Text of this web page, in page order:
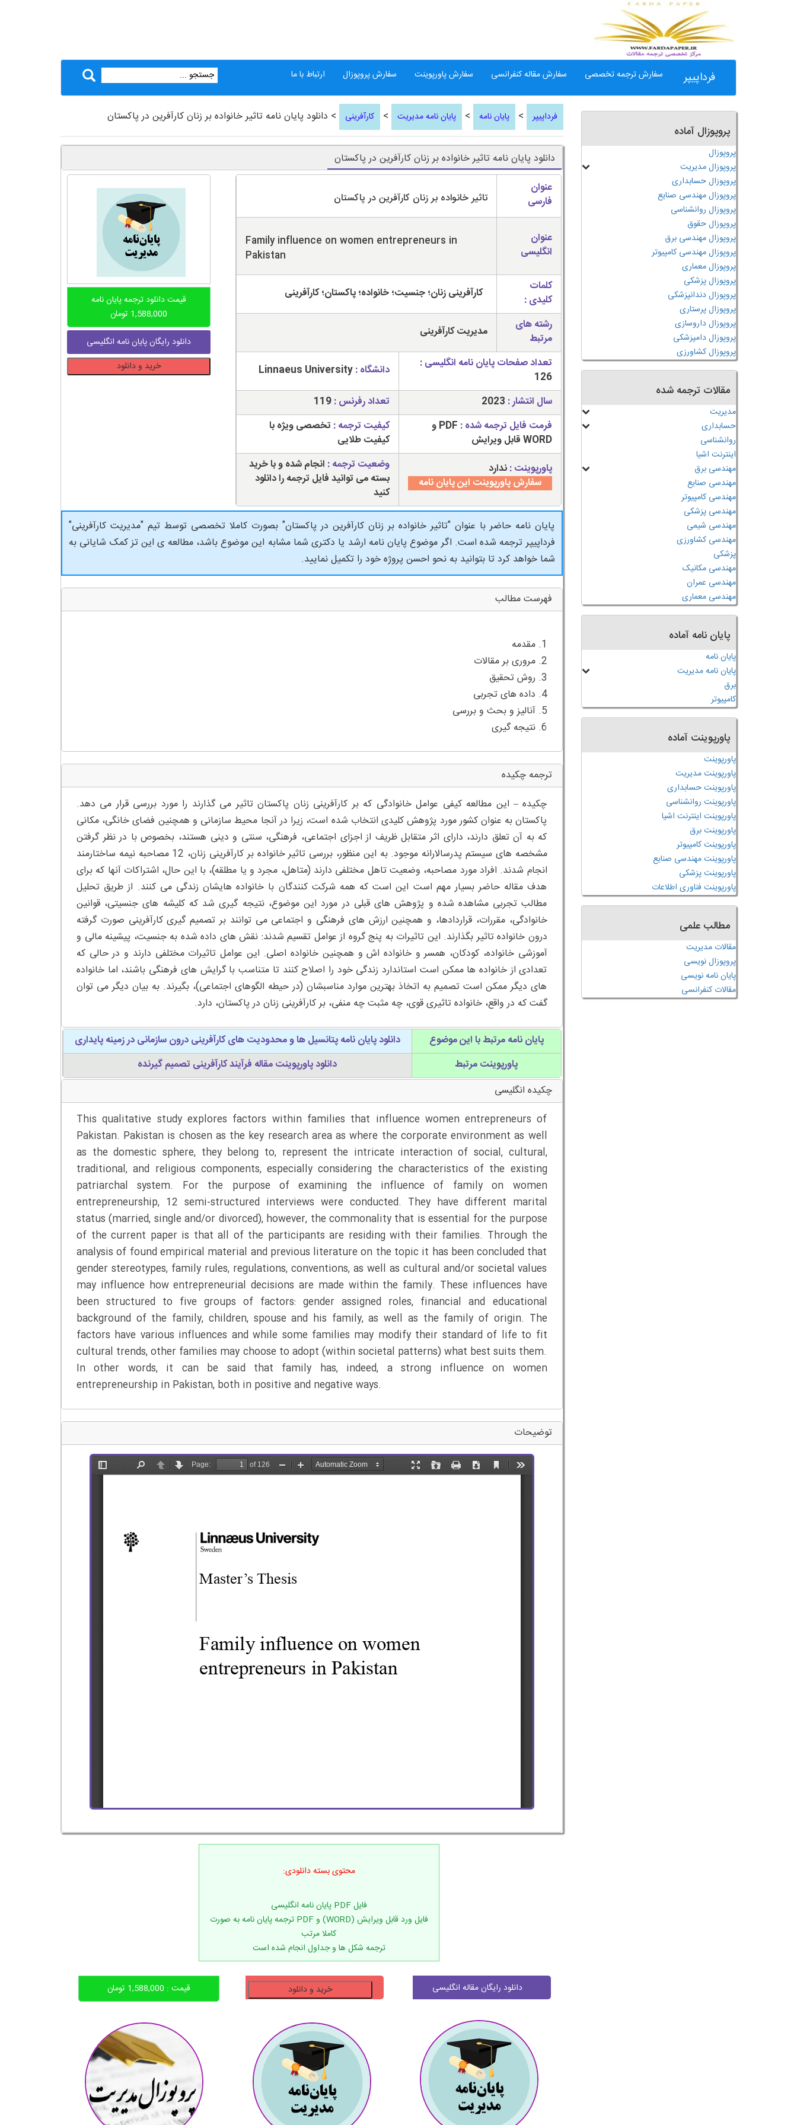
فرداپیپر سفارش ترجمه تخصصی سفارش مقاله کنفرانسی سفارش پاورپوینت سفارش پروپوزال ارتباط با ما
فرداپیپر > پایان نامه > پایان نامه مدیریت > کارآفرینی > دانلود پایان نامه تاثیر خانواده بر زنان کارآفرین در پاکستان
دانلود پایان نامه تاثیر خانواده بر زنان کارآفرین در پاکستان
عنوان
فارسی
تاثیر خانواده بر زنان کارآفرین در پاکستان
عنوان
انگلیسی
Family influence on women entrepreneurs in
Pakistan
کلمات
کلیدی :
کارآفرینی زنان؛ جنسیت؛ خانواده؛ پاکستان؛ کارآفرینی
رشته های
مرتبط
مدیریت کارآفرینی
تعداد صفحات پایان نامه انگلیسی :
126
دانشگاه :Linnaeus University
سال انتشار : 2023 تعداد رفرنس :119
فرمت فایل ترجمه شده :
PDF و
WORD قابل ویرایش
کیفیت ترجمه : تخصصی ویژه با
کیفیت طلایی
پاورپوینت :ندارد
سفارش پاورپوینت این پایان نامه
وضعیت ترجمه : انجام شده و با خرید
بسته می توانید فایل ترجمه را دانلود
کنید
قیمت دانلود ترجمه پایان نامه
1,588,000 تومان
دانلود رایگان پایان نامه انگلیسی
پایان
خرید و دانلود
پایان نامه حاضر با عنوان "تاثیر خانواده بر زنان کارآفرین در پاکستان" بصورت کاملا تخصصی توسط تیم "مدیریت کارآفرینی"
فرداپیپر ترجمه شده است. اگر موضوع پایان نامه ارشد یا دکتری شما مشابه این موضوع باشد، مطالعه ی این تز کمک شایانی به
شما خواهد کرد تا بتوانید به نحو احسن پروژه خود را تکمیل نمایید.
فهرست مطالب
6. نتیجه گیری
ترجمه چکیده
چکیده – این مطالعه کیفی عوامل خانوادگی که بر کارآفرینی زنان پاکستان تاثیر می گذارند را مورد بررسی قرار می دهد.
پاکستان به عنوان کشور مورد پژوهش کلیدی انتخاب شده است، زیرا در آنجا محیط سازمانی و همچنین فضای خانگی، مکانی
که به آن تعلق دارند، دارای اثر متقابل ظریف از اجزای اجتماعی، فرهنگی، سنتی و دینی هستند، بخصوص با در نظر گرفتن
مشخصه های سیستم پدرسالارانه موجود. به این منظور، بررسی تاثیر خانواده بر کارآفرینی زنان، 12 مصاحبه نیمه ساختارمند
انجام شدند. افراد مورد مصاحبه، وضعیت تاهل مختلفی دارند (متاهل، مجرد و یا مطلقه)، با این حال، اشتراکات آنها که برای
هدف مقاله حاضر بسیار مهم است این است که همه شرکت کنندگان با خانواده هایشان زندگی می کنند. از طریق تحلیل
مطالب تجربی مشاهده شده و پژوهش های قبلی در مورد این موضوع، نتیجه گیری شد که کلیشه های جنسیتی، قوانین
خانوادگی، مقررات، قراردادها، و همچنین ارزش های فرهنگی و اجتماعی می توانند بر تصمیم گیری کارآفرینی صورت گرفته
درون خانواده تاثیر بگذارند. این تاثیرات به پنج گروه از عوامل تقسیم شدند: نقش های داده شده به جنسیت، پیشینه مالی و
آموزشی خانواده، کودکان، همسر و خانواده اش و همچنین خانواده اصلی. این عوامل تاثیرات مختلفی دارند و در حالی که
تعدادی از خانواده ها ممکن است استاندارد زندگی خود را اصلاح کنند تا متناسب با گرایش های فرهنگی باشند، اما خانواده
های دیگر ممکن است تصمیم به اتخاذ بهترین موارد مناسبشان (در حیطه الگوهای اجتماعی)، بگیرند. به بیان دیگر می توان
گفت که در واقع، خانواده تاثیری قوی، چه مثبت چه منفی، بر کارآفرینی زنان در پاکستان، دارد.
پایان نامه مرتبط با این موضوع
دانلود پایان نامه پتانسیل ها و محدودیت های کارآفرینی درون سازمانی در زمینه پایداری
پاورپوینت مرتبط
دانلود پاورپوینت مقاله فرآیند کارآفرینی تصمیم گیرنده
چکیده انگلیسی
This qualitative study explores factors within families that influence women entrepreneurs of
Pakistan. Pakistan is chosen as the key research area as where the corporate environment as well
as the domestic sphere, they belong to, represent the intricate interaction of social, cultural,
traditional, and religious components, especially considering the characteristics of the existing
patriarchal system. For the purpose of examining the influence of family on women
entrepreneurship, 12 semi-structured interviews were conducted. They have different marital
status (married, single and/or divorced), however, the commonality that is essential for the purpose
of the current paper is that all of the participants are residing with their families. Through the
analysis of found empirical material and previous literature on the topic it has been concluded that
gender stereotypes, family rules, regulations, conventions, as well as cultural and/or societal values
may influence how entrepreneurial decisions are made within the family. These influences have
been structured to five groups of factors: gender assigned roles, financial and educational
background of the family, children, spouse and his family, as well as the family of origin. The
factors have various influences and while some families may modify their standard of life to fit
cultural trends, other families may choose to adopt (within societal patterns) what best suits them.
In other words, it can be said that family has, indeed, a strong influence on women
entrepreneurship in Pakistan, both in positive and negative ways.
توضیحات
محتوی بسته دانلودی:
فایل ورد قابل ویرایش (WORD) و PDF ترجمه پایان نامه به صورت
کاملا مرتب
ترجمه شکل ها و جداول انجام شده است
دانلود رایگان مقاله انگلیسی قیمت : 1,588,000 تومان
دانلود
پایان
تاثیر
خانواده
زنان
کارآفرین
در
پاکستان
خرید و دانلود
پروپوزال آماده
پروپوزال
پروپوزال مدیریت
پروپوزال حسابداری
پروپوزال مهندسی صنایع
پروپوزال روانشناسی
پروپوزال حقوق
پروپوزال مهندسی برق
پروپوزال مهندسی کامپیوتر
پروپوزال معماری
پروپوزال پزشکی
پروپوزال دندانپزشکی
پروپوزال پرستاری
پروپوزال داروسازی
پروپوزال دامپزشکی
پروپوزال کشاورزی
مقالات ترجمه شده
مدیریت
حسابداری
روانشناسی
اینترنت اشیا
مهندسی برق
مهندسی صنایع
مهندسی کامپیوتر
مهندسی پزشکی
مهندسی شیمی
مهندسی کشاورزی
پزشکی
مهندسی مکانیک
مهندسی عمران
مهندسی معماری
پایان نامه آماده
پایان نامه
پایان نامه مدیریت
برق
کامپیوتر
پاورپوینت آماده
پاورپوینت
پاورپوینت مدیریت
پاورپوینت حسابداری
پاورپوینت روانشناسی
پاورپوینت اینترنت اشیا
پاورپوینت برق
پاورپوینت کامپیوتر
پاورپوینت مهندسی صنایع
پاورپوینت پزشکی
پاورپوینت فناوری اطلاعات
مطالب علمی
مقالات مدیریت
پروپوزال نویسی
پایان نامه نویسی
مقالات کنفرانسی